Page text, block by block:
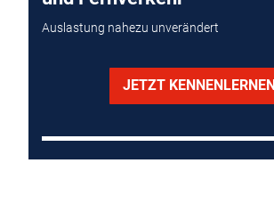
Auslastung nahezu unverändert
JETZT KENNENLERNEN